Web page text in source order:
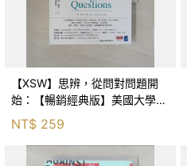
【XSW】思辨，從問對問題開
始：【暢銷經典版】美國大學邏
輯思考聖經_尼爾．布朗, 史都
華．基里, 羅耀宗, 蔡宏明, 黃賓
NT$ 259